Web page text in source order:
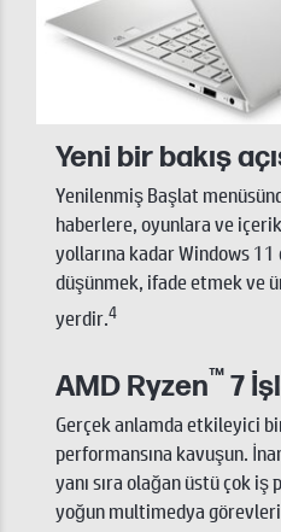
Yeni bir bakış
Yenilenmiş Başlat
haberlere, oyunlara ve
yollarına kadar Windows
düşünmek, ifade etmek ve
yerdir.4
AMD Ryzen™ 7
Gerçek anlamda etkileyici
performansına kavuşun.
yanı sıra olağan üstü çok iş
yoğun multimedya